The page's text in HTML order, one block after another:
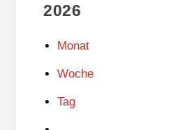
2026
Monat
Woche
Tag